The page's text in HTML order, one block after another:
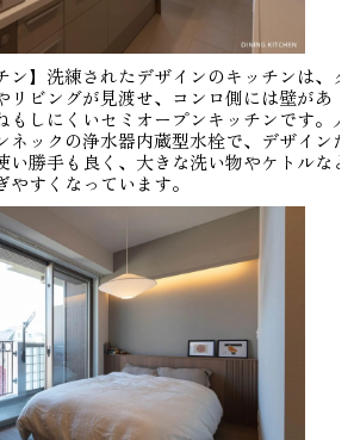
】洗練されたデザインのキッチンは、ダ
リビングが見渡せ、コンロ側には壁があ
もしにくいセミオープンキッチンです。人
ネックの浄水器内蔵型水栓で、デザインだ
い勝手も良く、大きな洗い物やケトルなど
やすくなっています。